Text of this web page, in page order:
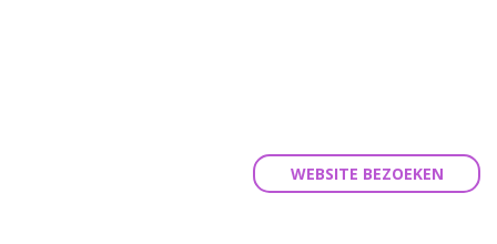
WEBSITE BEZOEKEN